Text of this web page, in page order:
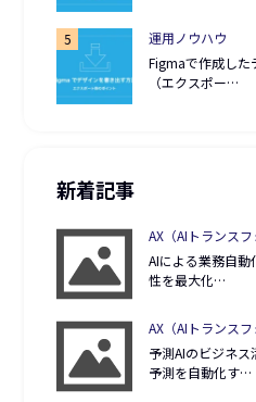
運用ノウハウ
Figmaで作成した
（エクスポー…
新着記事
AX（AIトランスフ
AIによる業務自動
性を最大化…
AX（AIトランスフ
予測AIのビジネ
予測を自動化す…